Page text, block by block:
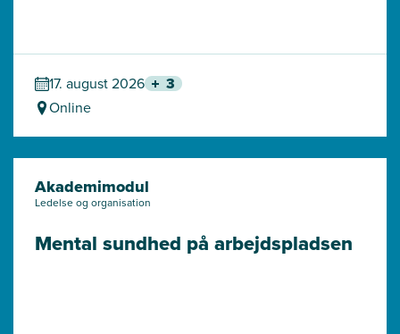
17. august 2026 3
Online
Akademimodul
Ledelse og organisation
Mental sundhed på arbejdspladsen